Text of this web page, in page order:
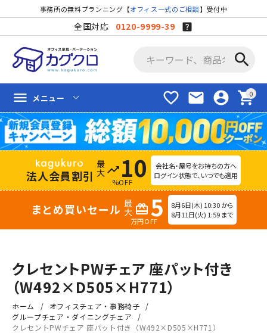
事務所の無料プランニング【オフィス一式のご相談】受付中
全国対応 0120-9999-39
search
favorite_border mail account_circle shopping_cart
menu メニュー
法人会員割引 trending_up 10
%OFF
会社名・屋号をお持ちの方へ
ログイン状態で、いつでも適用
まとめ買いセール redeem 5
万円OFF
8月6日(木) 10:30 から
8月11日(火) 1:59 まで
クレセントPWチェア 座パット付き
（W492×D505×H771）
ホーム
オフィスチェア・事務椅子
グループチェア・ダイニングチェア
クレセントPWチェア 座パット付き（W492×D505×H771）